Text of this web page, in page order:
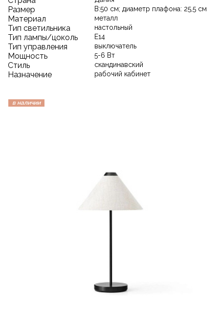
Размер В:50 см; диаметр плафона: 25,5 см
Материал металл
Тип светильника настольный
Тип лампы/цоколь E14
Тип управления выключатель
Мощность 5-6 Вт
Стиль скандинавский
Назначение рабочий кабинет
в наличии